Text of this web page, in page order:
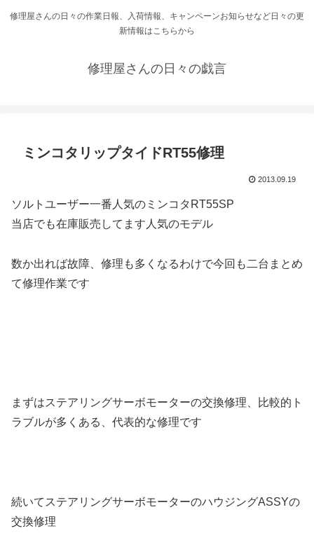
修理屋さんの日々の作業日報、入荷情報、キャンペーンお知らせなど日々の更
新情報はこちらから
修理屋さんの日々の戯言
ミンコタリップタイドRT55修理
2013.09.19
ソルトユーザー一番人気のミンコタRT55SP
当店でも在庫販売してます人気のモデル
数か出れば故障、修理も多くなるわけで今回も二台まとめ
て修理作業です
まずはステアリングサーボモーターの交換修理、比較的ト
ラブルが多くある、代表的な修理です
続いてステアリングサーボモーターのハウジングASSYの
交換修理